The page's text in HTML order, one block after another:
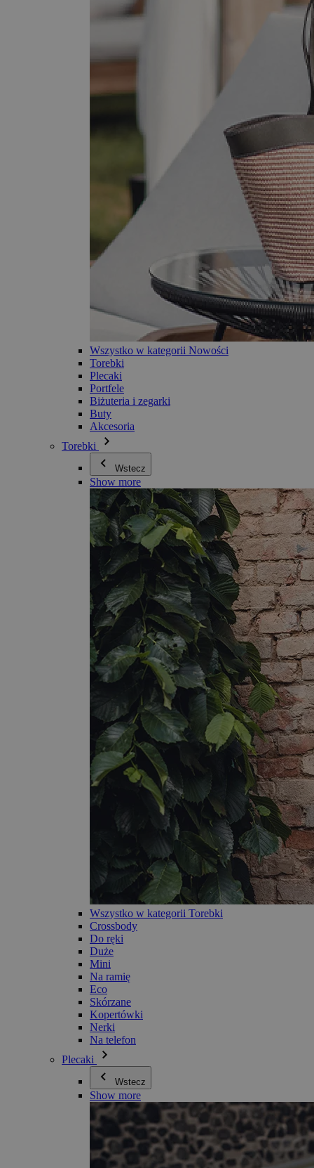
Wszystko w kategorii Nowości
Torebki
Plecaki
Portfele
Biżuteria i zegarki
Buty
Akcesoria
Torebki
Wstecz
Show more
Wszystko w kategorii Torebki
Crossbody
Do ręki
Duże
Mini
Na ramię
Eco
Skórzane
Kopertówki
Nerki
Na telefon
Plecaki
Wstecz
Show more